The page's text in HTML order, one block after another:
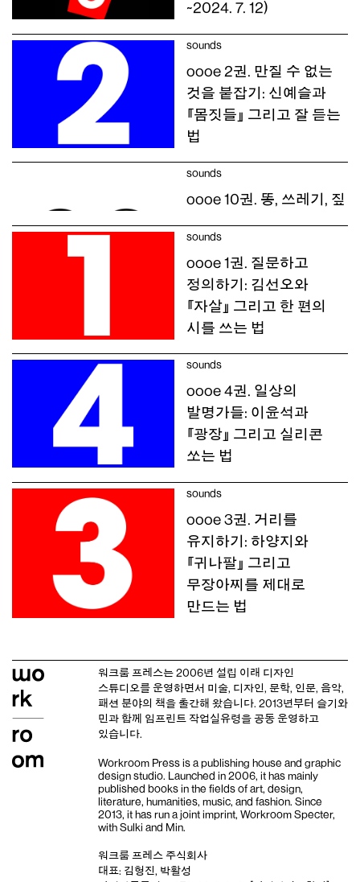
~2024. 7. 12)
sounds
oooe 2권. 만질 수 없는
것을 붙잡기: 신예슬과
『몸짓들』 그리고 잘 듣는
법
sounds
oooe 10권. 똥, 쓰레기, 짚
sounds
oooe 1권. 질문하고
정의하기: 김선오와
『자살』 그리고 한 편의
시를 쓰는 법
sounds
oooe 4권. 일상의
발명가들: 이윤석과
『광장』 그리고 실리콘
쏘는 법
sounds
oooe 3권. 거리를
유지하기: 하양지와
『귀나팔』 그리고
무장아찌를 제대로
만드는 법
워크룸 프레스는 2006년 설립 이래 디자인
스튜디오를 운영하면서 미술, 디자인, 문학, 인문, 음악,
패션 분야의 책을 출간해 왔습니다. 2013년부터 슬기와
민과 함께 임프린트 작업실유령을 공동 운영하고
있습니다.
Workroom Press is a publishing house and graphic
design studio. Launched in 2006, it has mainly
published books in the fields of art, design,
literature, humanities, music, and fashion. Since
2013, it has run a joint imprint, Workroom Specter,
with Sulki and Min.
워크룸 프레스 주식회사
대표: 김형진, 박활성